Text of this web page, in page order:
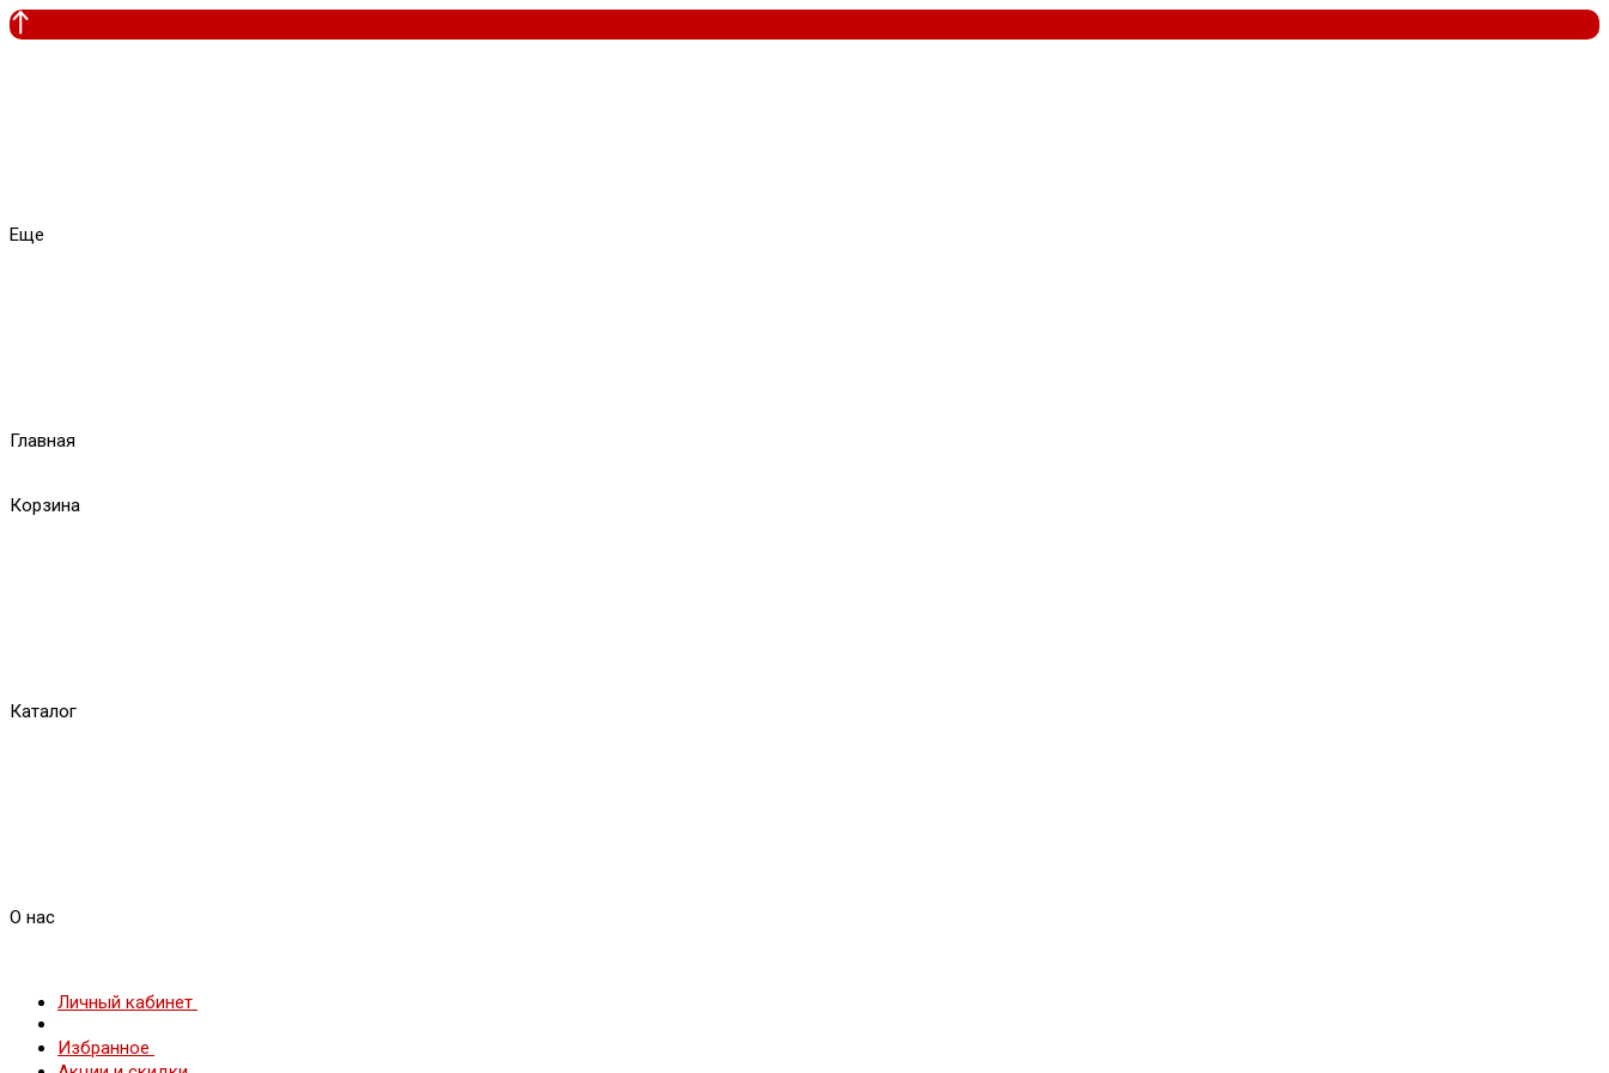
Еще
Главная
Корзина
Каталог
О нас
Личный кабинет
Избранное